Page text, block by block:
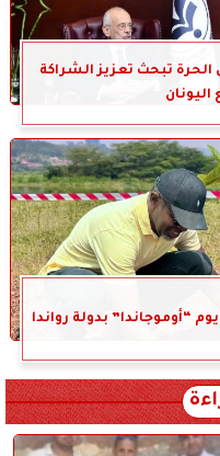
الحرة تبحث تعزيز الشراكة
اليونان
“أوموجاندا” بدولة رواندا